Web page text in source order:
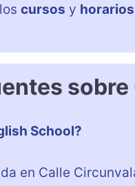
cursos y
School?
en Calle